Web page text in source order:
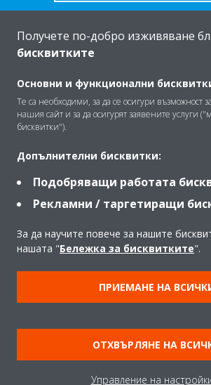
Решения
Контакт
Продукти
Copyright © Daikin
Правна информация
Забележка
Политика за защита на данните
Общи условия
Data Act
Получете по-добро изживяване
бисквитките
Основни и функционални
Те са необходими, за да се осигури възможност
нашия сайт и за да осигурят заявените услуги
бисквитки").
Допълнителни бисквитки:
Подобряващи работата
Рекламни / таргетиращи
За да научите повече за нашите
нашата "Бележка за бисквитките".
ПРИЕМАНЕ НА
ОТХВЪРЛЯНЕ НА
Управление на